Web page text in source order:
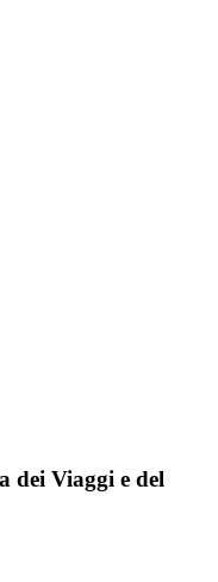
dei Viaggi e del